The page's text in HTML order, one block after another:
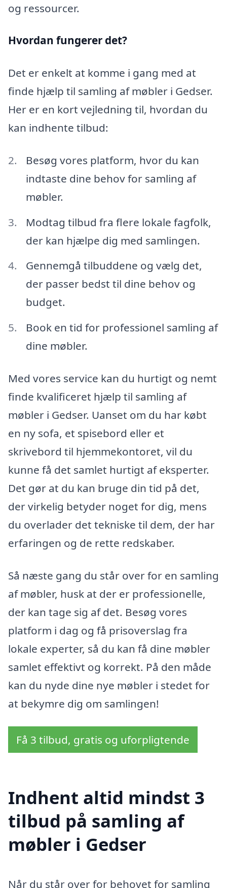
og ressourcer.
Hvordan fungerer det?
Det er enkelt at komme i gang med at
finde hjælp til samling af møbler i Gedser.
Her er en kort vejledning til, hvordan du
kan indhente tilbud:
Besøg vores platform, hvor du kan
indtaste dine behov for samling af
møbler.
Modtag tilbud fra flere lokale fagfolk,
der kan hjælpe dig med samlingen.
Gennemgå tilbuddene og vælg det,
der passer bedst til dine behov og
budget.
Book en tid for professionel samling af
dine møbler.
Med vores service kan du hurtigt og nemt
finde kvalificeret hjælp til samling af
møbler i Gedser. Uanset om du har købt
en ny sofa, et spisebord eller et
skrivebord til hjemmekontoret, vil du
kunne få det samlet hurtigt af eksperter.
Det gør at du kan bruge din tid på det,
der virkelig betyder noget for dig, mens
du overlader det tekniske til dem, der har
erfaringen og de rette redskaber.
Så næste gang du står over for en samling
af møbler, husk at der er professionelle,
der kan tage sig af det. Besøg vores
platform i dag og få prisoverslag fra
lokale experter, så du kan få dine møbler
samlet effektivt og korrekt. På den måde
kan du nyde dine nye møbler i stedet for
at bekymre dig om samlingen!
Få 3 tilbud, gratis og uforpligtende
Indhent altid mindst 3
tilbud på samling af
møbler i Gedser
Når du står over for behovet for samling